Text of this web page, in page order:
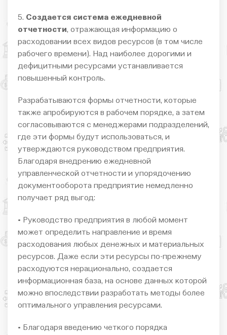
5. Создается система ежедневной
отчетности, отражающая информацию о
расходовании всех видов ресурсов (в том числе
рабочего времени). Над наиболее дорогими и
дефицитными ресурсами устанавливается
повышенный контроль.
Разрабатываются формы отчетности, которые
также апробируются в рабочем порядке, а затем
согласовываются с менеджерами подразделений,
где эти формы будут использоваться, и
утверждаются руководством предприятия.
Благодаря внедрению ежедневной
управленческой отчетности и упорядочению
документооборота предприятие немедленно
получает ряд выгод:
• Руководство предприятия в любой момент
может определить направление и время
расходования любых денежных и материальных
ресурсов. Даже если эти ресурсы по-прежнему
расходуются нерационально, создается
информационная база, на основе данных которой
можно впоследствии разработать методы более
оптимального управления ресурсами.
• Благодаря введению четкого порядка